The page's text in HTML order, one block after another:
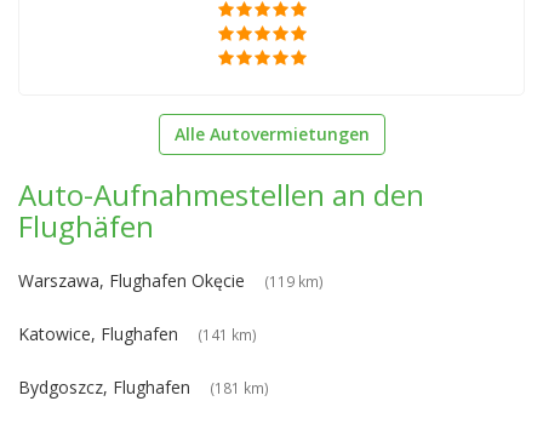
Alle Autovermietungen
Auto-Aufnahmestellen an den
Flughäfen
Warszawa, Flughafen Okęcie (119 km)
Katowice, Flughafen (141 km)
Bydgoszcz, Flughafen (181 km)